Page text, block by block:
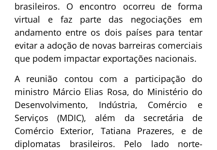
brasileiros. O encontro ocorreu de forma
virtual e faz parte das negociações em
andamento entre os dois países para tentar
evitar a adoção de novas barreiras comerciais
que podem impactar exportações nacionais.
A reunião contou com a participação do
ministro Márcio Elias Rosa, do Ministério do
Desenvolvimento, Indústria, Comércio e
Serviços (MDIC), além da secretária de
Comércio Exterior, Tatiana Prazeres, e de
diplomatas brasileiros. Pelo lado norte-